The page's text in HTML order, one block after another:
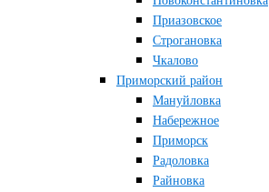
Приазовское
Строгановка
Чкалово
Приморский район
Мануйловка
Набережное
Приморск
Радоловка
Райновка